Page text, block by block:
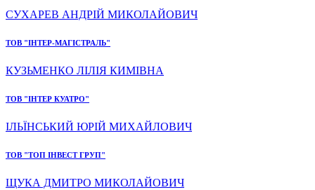
СУХАРЕВ АНДРІЙ МИКОЛАЙОВИЧ
ТОВ "ІНТЕР-МАГІСТРАЛЬ"
КУЗЬМЕНКО ЛІЛІЯ КИМІВНА
ТОВ "ІНТЕР КУАТРО"
ІЛЬЇНСЬКИЙ ЮРІЙ МИХАЙЛОВИЧ
ТОВ "ТОП ІНВЕСТ ГРУП"
ЩУКА ДМИТРО МИКОЛАЙОВИЧ